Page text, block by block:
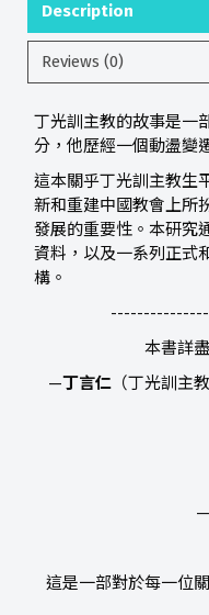
Description
Reviews (0)
丁光訓主教的故事是一
分，他歷經一個動盪變
這本關乎丁光訓主教生
新和重建中國教會上所
發展的重要性。本研究
資料，以及一系列正式
構。
本書詳
—丁言仁 （丁光訓主
—
這是一部對於每一位